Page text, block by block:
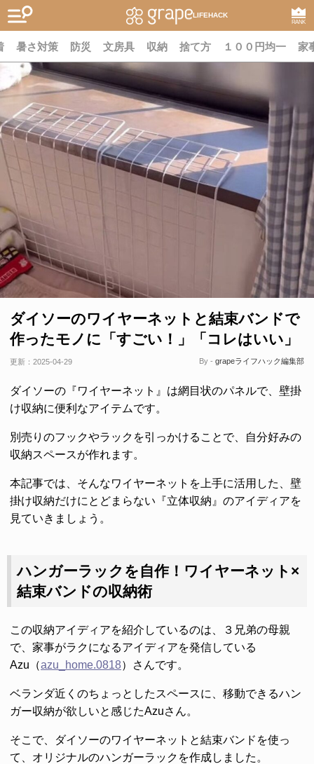
LIFEHACK
RANK
暑さ対策 防災 文房具 収納 捨て方 １００円均一 家
ダイソーのワイヤーネットと結束バンドで
作ったモノに「すごい！」「コレはいい」
更新： 2025-04-29 By - grapeライフハック編集部
ダイソーの『ワイヤーネット』は網目状のパネルで、壁掛
け収納に便利なアイテムです。
別売りのフックやラックを引っかけることで、自分好みの
収納スペースが作れます。
本記事では、そんなワイヤーネットを上手に活用した、壁
掛け収納だけにとどまらない『立体収納』のアイディアを
見ていきましょう。
ハンガーラックを自作！ワイヤーネット×
結束バンドの収納術
この収納アイディアを紹介しているのは、３兄弟の母親
で、家事がラクになるアイディアを発信している
Azu（azu_home.0818）さんです。
ベランダ近くのちょっとしたスペースに、移動できるハン
ガー収納が欲しいと感じたAzuさん。
そこで、ダイソーのワイヤーネットと結束バンドを使っ
て、オリジナルのハンガーラックを作成しました。